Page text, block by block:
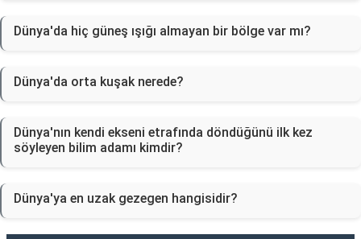
Dünya'da hiç güneş ışığı almayan bir bölge var mı?
Dünya'da orta kuşak nerede?
Dünya'nın kendi ekseni etrafında döndüğünü ilk kez
söyleyen bilim adamı kimdir?
Dünya'ya en uzak gezegen hangisidir?